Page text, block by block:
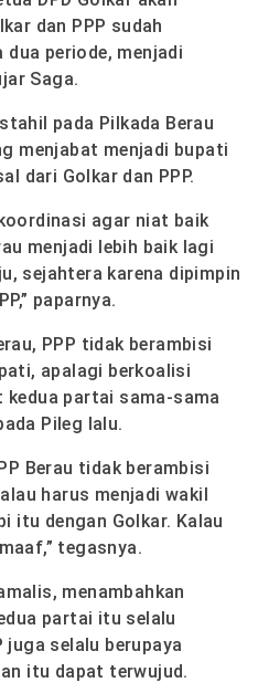
dan PPP sudah
dua periode, menjadi
Saga.
pada Pilkada Berau
menjabat menjadi bupati
dari Golkar dan PPP.
agar niat baik
menjadi lebih baik lagi
sejahtera karena dipimpin
paparnya.
PPP tidak berambisi
apalagi berkoalisi
kedua partai sama-sama
Pileg lalu.
Berau tidak berambisi
harus menjadi wakil
itu dengan Golkar. Kalau
tegasnya.
menambahkan
partai itu selalu
juga selalu berupaya
itu dapat terwujud.